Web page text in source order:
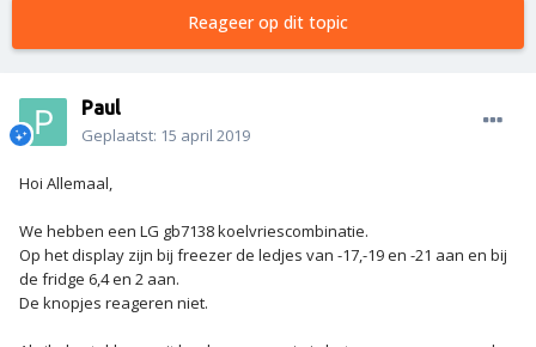
Reageer op dit topic
Paul
Geplaatst: 15 april 2019
Hoi Allemaal,
We hebben een LG gb7138 koelvriescombinatie.
Op het display zijn bij freezer de ledjes van -17,-19 en -21 aan en bij
de fridge 6,4 en 2 aan.
De knopjes reageren niet.